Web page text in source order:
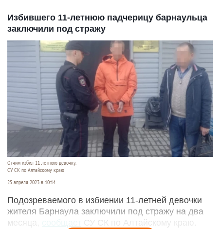
Избившего 11-летнюю падчерицу барнаульца
заключили под стражу
Отчим избил 11-летнюю девочку.
СУ СК по Алтайскому краю
25 апреля 2023 в 10:14
Подозреваемого в избиении 11-летней девочки
жителя Барнаула заключили под стражу на два
месяца,
сообщает СУ СК по Алтайскому краю.